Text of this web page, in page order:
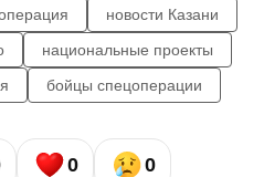
новости Казани
национальные проекты
бойцы спецоперации
0 0